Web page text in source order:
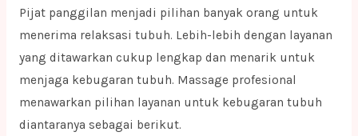
Pijat panggilan menjadi pilihan banyak orang untuk
menerima relaksasi tubuh. Lebih-lebih dengan layanan
yang ditawarkan cukup lengkap dan menarik untuk
menjaga kebugaran tubuh. Massage profesional
menawarkan pilihan layanan untuk kebugaran tubuh
diantaranya sebagai berikut.